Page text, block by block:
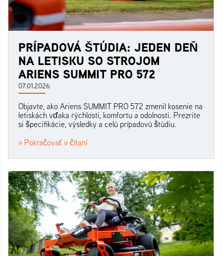
PRÍPADOVÁ ŠTÚDIA: JEDEN DEŇ
NA LETISKU SO STROJOM
ARIENS SUMMIT PRO 572
07.01.2026
Objavte, ako Ariens SUMMIT PRO 572 zmenil kosenie na
letiskách vďaka rýchlosti, komfortu a odolnosti. Prezrite
si špecifikácie, výsledky a celú prípadovú štúdiu.
» Pokračovať v čítaní